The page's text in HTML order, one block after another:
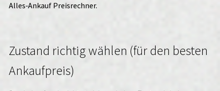
Alles‑AnkaufPreisrechner.
Zustand richtig wählen (für den besten
Ankaufpreis)